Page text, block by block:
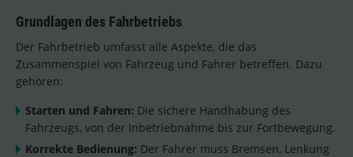
Grundlagen des Fahrbetriebs
Der Fahrbetrieb umfasst alle Aspekte, die das
Zusammenspiel von Fahrzeug und Fahrer betreffen. Dazu
gehören:
Starten und Fahren: Die sichere Handhabung des
Fahrzeugs, von der Inbetriebnahme bis zur Fortbewegung.
Korrekte Bedienung: Der Fahrer muss Bremsen, Lenkung